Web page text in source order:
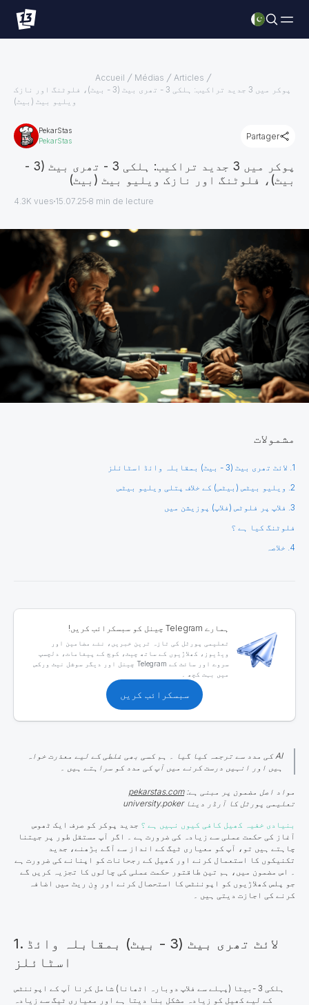
Accueil Médias
Articles
پوکر میں 3 جدید تراکیب: ہلکی 3 - تھری بیٹ (3 - بیٹ)، فلوٹنگ اور نازک
ویلیو بیٹ (بیٹ)
PekarStas
PekarStas
Partager
پوکر میں 3 جدید تراکیب: ہلکی 3 - تھری بیٹ (3 -
بیٹ)، فلوٹنگ اور نازک ویلیو بیٹ (بیٹ)
4.3K vues 15.07.25 8 min de lecture
مشمولات
1. لائٹ تھری بیٹ (3 - بیٹ) بمقابلہ وائڈ اسٹائلز
2. ویلیو بیٹس (بیٹس) کے خلاف پتلی ویلیو بیٹس
3. فلاپ پر فلوٹس (فلاپ) پوزیشن میں
فلوٹنگ کیا ہے ؟
4. خلاصہ
ہمارے Telegram چینل کو سبسکرائب کریں!
تعلیمی پورٹل کی تازہ ترین خبریں، نئے مضامین اور
ویڈیوز، کھلاڑیوں کے ساتھ چیٹ، کوچ کے پیغامات، دلچسپ
سروے اور سائٹ کے Telegram چینل اور دیگر سوشل نیٹ ورکس
میں بہت کچھ ۔
سبسکرائب کریں
AI کی مدد سے ترجمہ کیا گیا ۔ ہم کسی بھی غلطی کے لیے معذرت خواہ
ہیں اور انہیں درست کرنے میں آپ کی مدد کو سراہتے ہیں ۔
مواد اصل مضمون پر مبنی ہے:pekarstas.com
تعلیمی پورٹل کا آرڈر دینا university.poker
بنیادی خفیہ کھیل کافی کیوں نہیں ہے ؟ جدید پوکر کو صرف ایک ٹھوس
آغاز کی حکمت عملی سے زیادہ کی ضرورت ہے ۔ اگر آپ مستقل طور پر جیتنا
چاہتے ہیں تو، آپ کو معیاری ٹیگ کے انداز سے آگے بڑھنے، جدید
تکنیکوں کا استعمال کرنے اور کھیل کے رجحانات کو اپنانے کی ضرورت ہے
۔ اس مضمون میں، ہم تین طاقتور حکمت عملی کی چالوں کا تجزیہ کریں گے
جو پلس کھلاڑیوں کو اپوننٹس کا استحصال کرنے اور وِن ریٹ میں اضافہ
کرنے کی اجازت دیتی ہیں ۔
1. لائٹ تھری بیٹ (3 - بیٹ) بمقابلہ وائڈ
اسٹائلز
ہلکی 3 -بیٹا (پہلے سے فلاپ دوبارہ اٹھانا) شامل کرنا آپ کے اپوننٹس
کے لیے کھیل کو زیادہ مشکل بنا دیتا ہے اور معیاری ٹیگ سے زیادہ